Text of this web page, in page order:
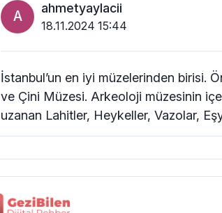
A ahmetyaylacii
18.11.2024 15:44
İstanbul’un en iyi müzelerinden birisi.
ve Çini Müzesi. Arkeoloji müzesinin
uzanan Lahitler, Heykeller, Vazolar,